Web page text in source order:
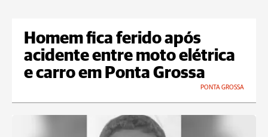
Homem fica ferido após
acidente entre moto elétrica
e carro em Ponta Grossa
PONTA GROSSA